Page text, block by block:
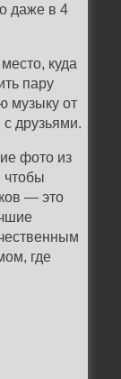
даже в 4
куда
пару
музыку от
друзьями.
фото из
чтобы
— это
где